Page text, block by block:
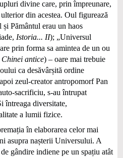
divine care, prin împreunare,
din acestea. Oul figurează
Pământul erau un haos
Istoria... II); „Universul
prin forma sa amintea de un ou
antice) – oare mai trebuie
ca desăvârșită ordine
zeul-creator antropomorf Pan
sacrificiu, s-au întrupat
întreaga diversitate,
a lumii fizice.
în elaborarea celor mai
asupra nașterii Universului. A
gândire indiene pe un spațiu atât